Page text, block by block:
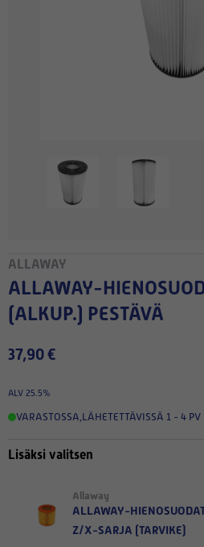
ALLAWAY
ALLAWAY-HIENOSUODATIN K -SARJA
(ALKUP.) PESTÄVÄ
37,90 €
ALV 25.5%
VARASTOSSA,LÄHETETTÄVISSÄ 1 - 4 PV
Lisäksi valitsen
Allaway
ALLAWAY-
Z/X-SARJA (TARVIKE)